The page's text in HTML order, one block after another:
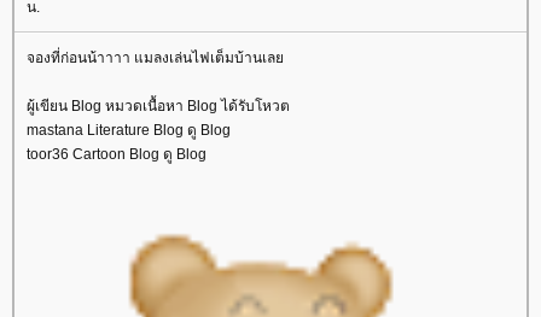
น.
จองที่ก่อนน้าาาา แมลงเล่นไฟเต็มบ้านเล
ผู้เขียน Blog หมวดเนื้อหา Blog ได้รับโหวต
mastana Literature Blog ดู Blog
toor36 Cartoon Blog ดู Blog